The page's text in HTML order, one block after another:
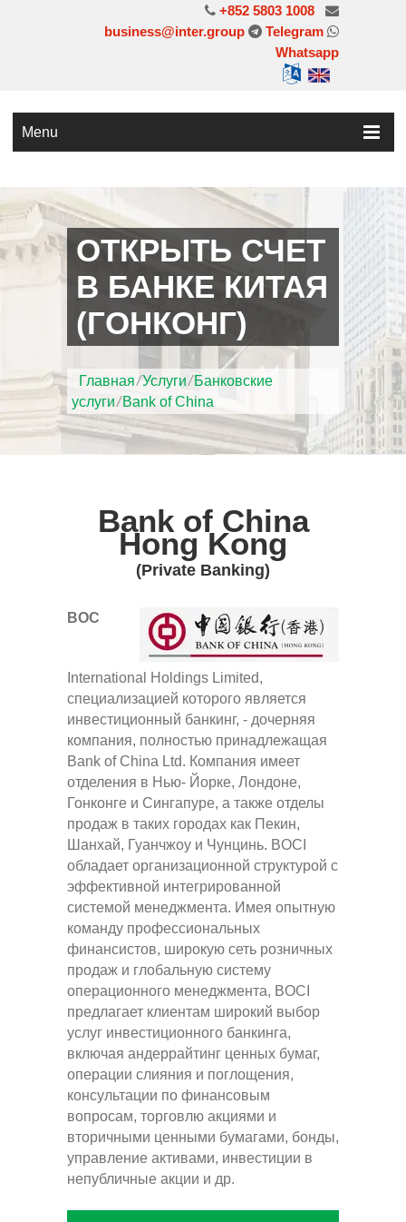
+852 5803 1008
business@inter.group
Telegram
Whatsapp
Menu
ОТКРЫТЬ СЧЕТ
В БАНКЕ КИТАЯ
(ГОНКОНГ)
Главная/Услуги/ Банковские
услуги/ Bank of China
Bank of China
Hong Kong
(Private Banking)
BOC
International Holdings Limited,
специализацией которого является
инвестиционный банкинг, - дочерняя
компания, полностью принадлежащая
Bank of China Ltd. Компания имеет
отделения в Нью- Йорке, Лондоне,
Гонконге и Сингапуре, а также отделы
продаж в таких городах как Пекин,
Шанхай, Гуанчжоу и Чунцинь. BOCI
обладает организационной структурой с
эффективной интегрированной
системой менеджмента. Имея опытную
команду профессиональных
финансистов, широкую сеть розничных
продаж и глобальную систему
операционного менеджмента, BOCI
предлагает клиентам широкий выбор
услуг инвестиционного банкинга,
включая андеррайтинг ценных бумаг,
операции слияния и поглощения,
консультации по финансовым
вопросам, торговлю акциями и
вторичными ценными бумагами, бонды,
управление активами, инвестиции в
непубличные акции и др.